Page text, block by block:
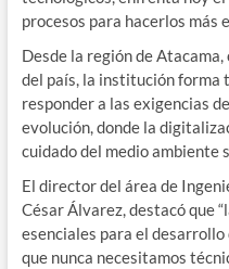
procesos para hacerlos más
Desde la región de
del país, la institución forma
responder a las exigencias
evolución, donde la
cuidado del medio ambiente
El director del área de
César Álvarez, destacó que
esenciales para el
que nunca necesitamos